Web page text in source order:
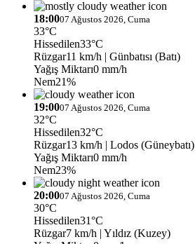
18:0007 Ağustos 2026, Cuma
33°C
Hissedilen33°C
Rüzgar11 km/h | Günbatısı (Batı)
Yağış Miktarı0 mm/h
Nem21%
19:0007 Ağustos 2026, Cuma
32°C
Hissedilen32°C
Rüzgar13 km/h | Lodos (Güneybatı)
Yağış Miktarı0 mm/h
Nem23%
20:0007 Ağustos 2026, Cuma
30°C
Hissedilen31°C
Rüzgar7 km/h | Yıldız (Kuzey)